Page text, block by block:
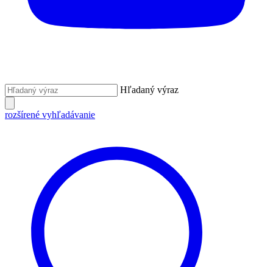
Hľadaný výraz
rozšírené vyhľadávanie